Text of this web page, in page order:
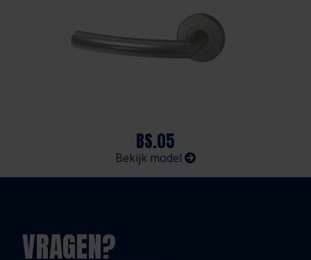
BS.05
Bekijk model
VRAGEN?